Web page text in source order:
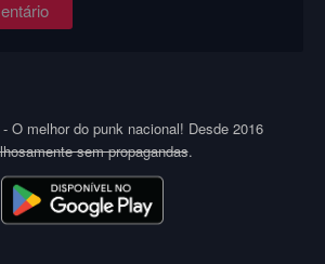
O melhor do punk nacional! Desde 2016
sem propagandas.